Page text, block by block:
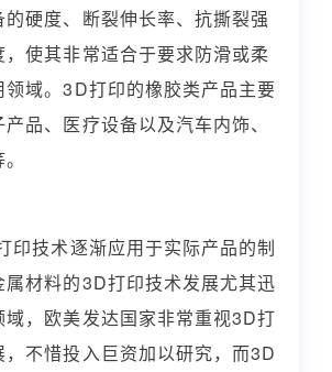
硬度、断裂伸长率、抗撕裂强
，使其非常适合于要求防滑或柔
领域。3D打印的橡胶类产品主要
品、医疗设备以及汽车内饰、
印技术逐渐应用于实际产品的制
属材料的3D打印技术发展尤其迅
域，欧美发达国家非常重视3D打
，不惜投入巨资加以研究，而3D